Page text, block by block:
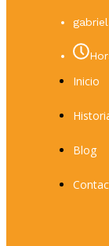
Inicio
Blog